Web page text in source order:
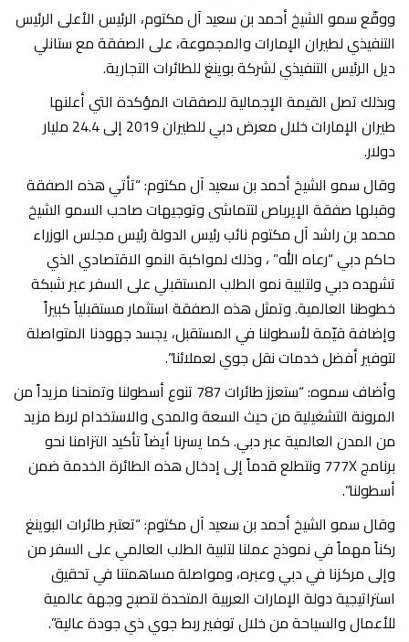
ووقّع سمو الشيخ أحمد بن سعيد آل مكتوم، الرئيس الأعلى الرئيس
التنفيذي لطيران الإمارات والمجموعة، على الصفقة مع ستانلي
ديل الرئيس التنفيذي لشركة بوينغ للطائرات التجارية.
وبذلك تصل القيمة الإجمالية للصفقات المؤكدة التي أعلنها
طيران الإمارات خلال معرض دبي للطيران 2019 إلى 24.4 مليار
دولار.
وقال سمو الشيخ أحمد بن سعيد آل مكتوم: “تأتي هذه الصفقة
وقبلها صفقة الإيرباص لتتماشى وتوجيهات صاحب السمو الشيخ
محمد بن راشد آل مكتوم نائب رئيس الدولة رئيس مجلس الوزراء
حاكم دبي “رعاه الله” ، وذلك لمواكبة النمو الاقتصادي الذي
تشهده دبي ولتلبية نمو الطلب المستقبلي على السفر عبر شبكة
خطوطنا العالمية. وتمثل هذه الصفقة استثمار مستقبلياً كبيراً
وإضافة قيّمة لأسطولنا في المستقبل، يجسد جهودنا المتواصلة
لتوفير أفضل خدمات نقل جوي لعملائنا”.
وأضاف سموه: “ستعزز طائرات 787 تنوع أسطولنا وتمنحنا مزيداً من
المرونة التشغيلية من حيث السعة والمدى والاستخدام لربط مزيد
من المدن العالمية عبر دبي. كما يسرنا أيضاً تأكيد التزامنا نحو
برنامج 777X ونتطلع قدماً إلى إدخال هذه الطائرة الخدمة ضمن
أسطولنا”.
وقال سمو الشيخ أحمد بن سعيد آل مكتوم: “تعتبر طائرات البوينغ
ركناً مهماً في نموذج عملنا لتلبية الطلب العالمي على السفر من
وإلى مركزنا في دبي وعبره، ومواصلة مساهمتنا في تحقيق
استراتيجية دولة الإمارات العربية المتحدة لتصبح وجهة عالمية
للأعمال والسياحة من خلال توفير ربط جوي ذي جودة عالية”.